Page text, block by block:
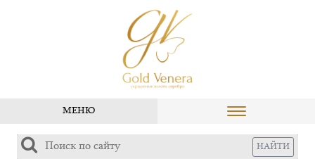
МЕНЮ